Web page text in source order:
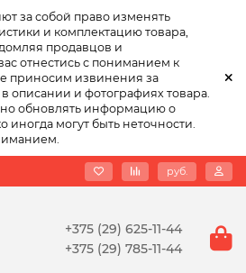
за собой право изменять
и комплектацию товара,
продавцов и
отнестись с пониманием к
приносим извинения за
описании и фотографиях товара.
обновлять информацию о
иногда могут быть неточности.
руб.
+375 (29) 625-11-44
+375 (29) 785-11-44